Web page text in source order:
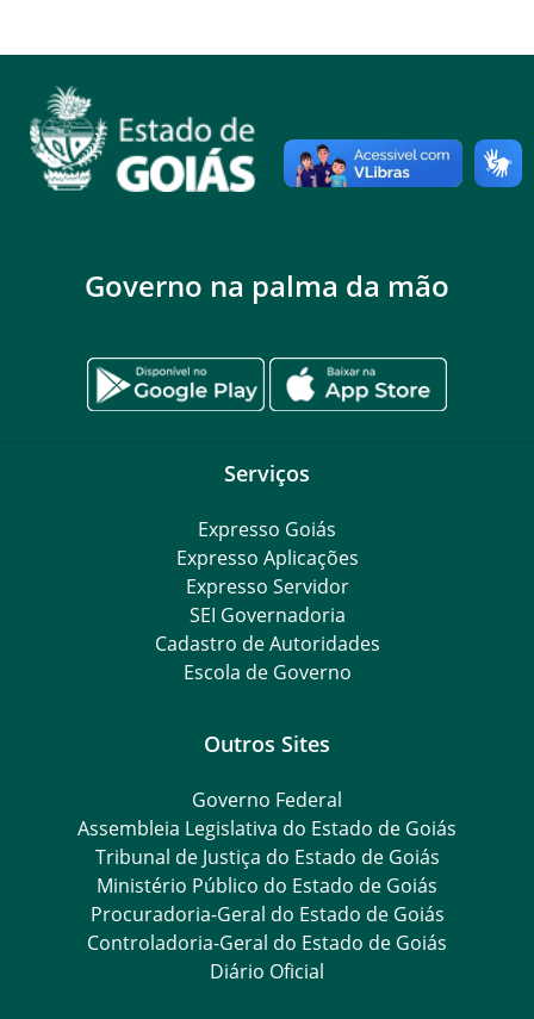
Governo na palma da mão
Serviços
Expresso Goiás
Expresso Aplicações
Expresso Servidor
SEI Governadoria
Cadastro de Autoridades
Escola de Governo
Outros Sites
Governo Federal
Assembleia Legislativa do Estado de Goiás
Tribunal de Justiça do Estado de Goiás
Ministério Público do Estado de Goiás
Procuradoria-Geral do Estado de Goiás
Controladoria-Geral do Estado de Goiás
Diário Oficial